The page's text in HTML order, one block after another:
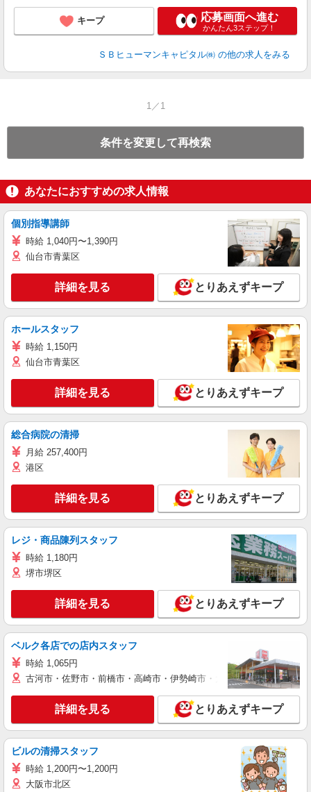
キープ 応募画面へ進む
かんたん3ステップ！
ＳＢヒューマンキャピタル㈱ の他の求人をみる
1／1
条件を変更して再検索
あなたにおすすめの求人情報
個別指導講師
時給 1,040円〜1,390円
仙台市青葉区
詳細を見る とりあえずキープ
ホールスタッフ
時給 1,150円
仙台市青葉区
詳細を見る とりあえずキープ
総合病院の清掃
月給 257,400円
港区
詳細を見る とりあえずキープ
レジ・商品陳列スタッフ
時給 1,180円
堺市堺区
詳細を見る とりあえずキープ
ベルク各店での店内スタッフ
時給 1,065円
古河市・佐野市・前橋市・高崎市・伊勢崎市・太田市・館林市・藤
詳細を見る とりあえずキープ
ビルの清掃スタッフ
時給 1,200円〜1,200円
大阪市北区